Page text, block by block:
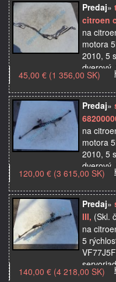
Predaj»
citroen
na
motora
2010, 5
dverový,
trubka,
45,00 € (1 356,00 SK)
Predaj»
na
motora
2010, 5
dverový,
120,00 € (3 615,00 SK)
Predaj»
III, (Skl.
na
5
použité
140,00 € (4 218,00 SK)